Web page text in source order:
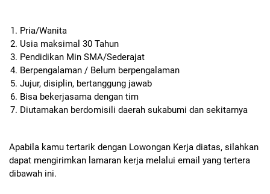
Pria/Wanita
Usia maksimal 30 Tahun
Pendidikan Min SMA/Sederajat
Berpengalaman / Belum berpengalaman
Jujur, disiplin, bertanggung jawab
Bisa bekerjasama dengan tim
Diutamakan berdomisili daerah sukabumi dan sekitarnya
Apabila kamu tertarik dengan Lowongan Kerja diatas, silahkan
dapat mengirimkan lamaran kerja melalui email yang tertera
dibawah ini.